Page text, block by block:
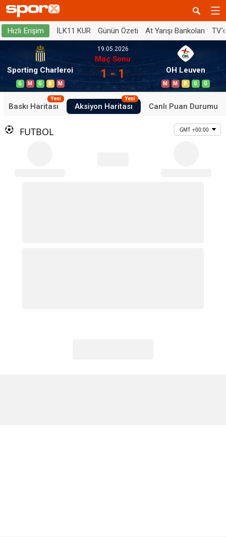
Hızlı Erişim İLK11 KUR Günün Özeti At Yarışı Bankoları
Sporting Charleroi
G M G B M
19.05.2026
Maç Sonu
1 - 1 OH Leuven
M M B G G
Baskı Haritası
Yeni
Aksiyon Haritası
Yeni
Canlı Puan Durumu
FUTBOL GMT +00:00